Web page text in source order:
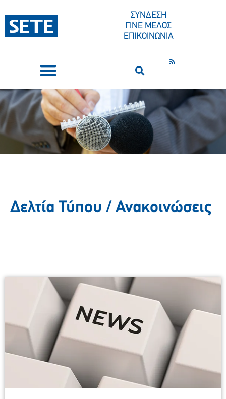
ΣΥΝΔΕΣΗ
ΓΙΝΕ ΜΕΛΟΣ
ΕΠΙΚΟΙΝΩΝΙΑ
Δελτία Τύπου / Ανακοινώσεις